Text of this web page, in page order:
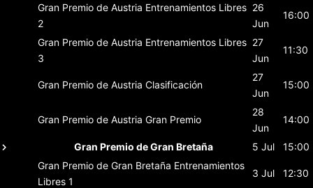
Gran Premio de Austria Entrenamientos Libres
2
26
Jun
16:00
Gran Premio de Austria Entrenamientos Libres
3
27
Jun
11:30
Gran Premio de Austria Clasificación
27
Jun
15:00
Gran Premio de Austria Gran Premio
28
Jun
14:00
Gran Premio de Gran Bretaña 5 Jul
15:00
Gran Premio de Gran Bretaña Entrenamientos
Libres 1
3 Jul 12:30